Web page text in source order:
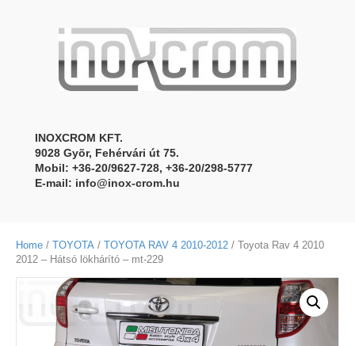
INOXCROM KFT.
9028 Gyõr, Fehérvári út 75.
Mobil: +36-20/9627-728, +36-20/298-5777
E-mail: info@inox-crom.hu
Home / TOYOTA / TOYOTA RAV 4 2010-2012 / Toyota Rav 4 2010
2012 – Hátsó lökhárító – mt-229